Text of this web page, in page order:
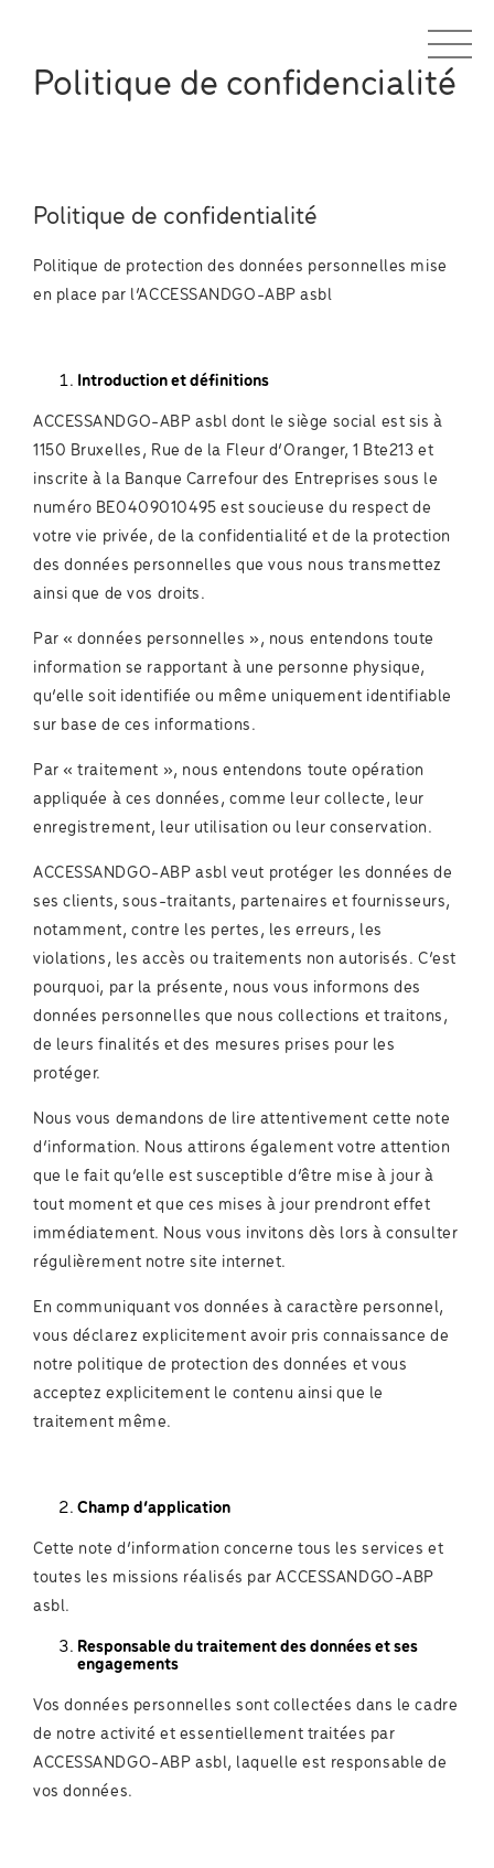
Politique de confidencialité
Politique de confidentialité
Politique de protection des données personnelles mise
en place par l’ACCESSANDGO-ABP asbl
Introduction et définitions
ACCESSANDGO-ABP asbl dont le siège social est sis à
1150 Bruxelles, Rue de la Fleur d’Oranger, 1 Bte213 et
inscrite à la Banque Carrefour des Entreprises sous le
numéro BE0409010495 est soucieuse du respect de
votre vie privée, de la confidentialité et de la protection
des données personnelles que vous nous transmettez
ainsi que de vos droits.
Par « données personnelles », nous entendons toute
information se rapportant à une personne physique,
qu’elle soit identifiée ou même uniquement identifiable
sur base de ces informations.
Par « traitement », nous entendons toute opération
appliquée à ces données, comme leur collecte, leur
enregistrement, leur utilisation ou leur conservation.
ACCESSANDGO-ABP asbl veut protéger les données de
ses clients, sous-traitants, partenaires et fournisseurs,
notamment, contre les pertes, les erreurs, les
violations, les accès ou traitements non autorisés. C’est
pourquoi, par la présente, nous vous informons des
données personnelles que nous collections et traitons,
de leurs finalités et des mesures prises pour les
protéger.
Nous vous demandons de lire attentivement cette note
d’information. Nous attirons également votre attention
que le fait qu’elle est susceptible d’être mise à jour à
tout moment et que ces mises à jour prendront effet
immédiatement. Nous vous invitons dès lors à consulter
régulièrement notre site internet.
En communiquant vos données à caractère personnel,
vous déclarez explicitement avoir pris connaissance de
notre politique de protection des données et vous
acceptez explicitement le contenu ainsi que le
traitement même.
Champ d’application
Cette note d’information concerne tous les services et
toutes les missions réalisés par ACCESSANDGO-ABP
asbl.
Responsable du traitement des données et ses
engagements
Vos données personnelles sont collectées dans le cadre
de notre activité et essentiellement traitées par
ACCESSANDGO-ABP asbl, laquelle est responsable de
vos données.